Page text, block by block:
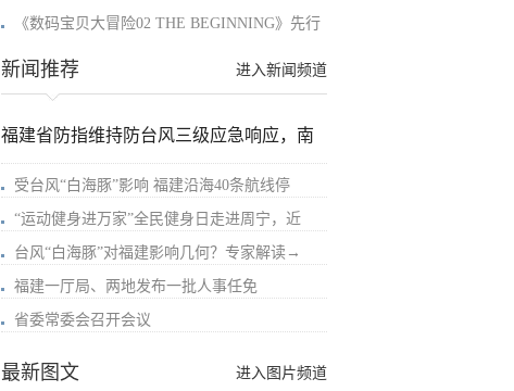
开
《数码宝贝大冒险02 THE BEGINNING》先行
图
进入新闻频道
新闻推荐
福建省防指维持防台风三级应急响应，南
受台风“白海豚”影响 福建沿海40条航线停
“运动健身进万家”全民健身日走进周宁，近
台风“白海豚”对福建影响几何？专家解读→
福建一厅局、两地发布一批人事任免
省委常委会召开会议
进入图片频道
最新图文